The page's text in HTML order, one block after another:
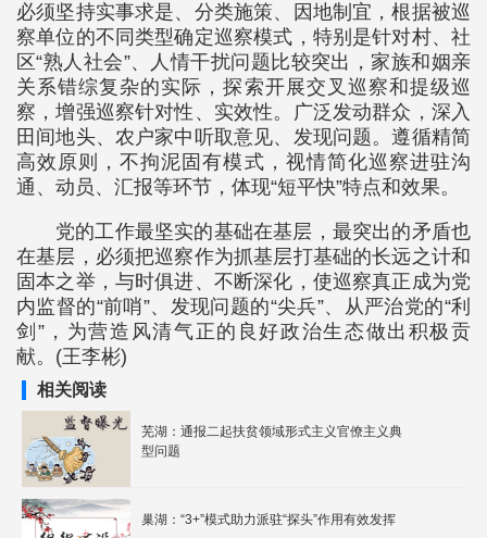
必须坚持实事求是、分类施策、因地制宜，根据被巡
察单位的不同类型确定巡察模式，特别是针对村、社
区“熟人社会”、人情干扰问题比较突出，家族和姻亲
关系错综复杂的实际，探索开展交叉巡察和提级巡
察，增强巡察针对性、实效性。广泛发动群众，深入
田间地头、农户家中听取意见、发现问题。遵循精简
高效原则，不拘泥固有模式，视情简化巡察进驻沟
通、动员、汇报等环节，体现“短平快”特点和效果。
党的工作最坚实的基础在基层，最突出的矛盾也
在基层，必须把巡察作为抓基层打基础的长远之计和
固本之举，与时俱进、不断深化，使巡察真正成为党
内监督的“前哨”、发现问题的“尖兵”、从严治党的“利
剑”，为营造风清气正的良好政治生态做出积极贡
献。(王李彬)
相关阅读
芜湖：通报二起扶贫领域形式主义官僚主义典
型问题
巢湖：“3+”模式助力派驻“探头”作用有效发挥